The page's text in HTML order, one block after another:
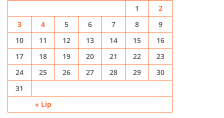
« Lip
1
2
3
4 5 6 7 8
9
10
11 12 13 14 15
16
17
18 19 20 21 22
23
24
25 26 27 28 29
30
31